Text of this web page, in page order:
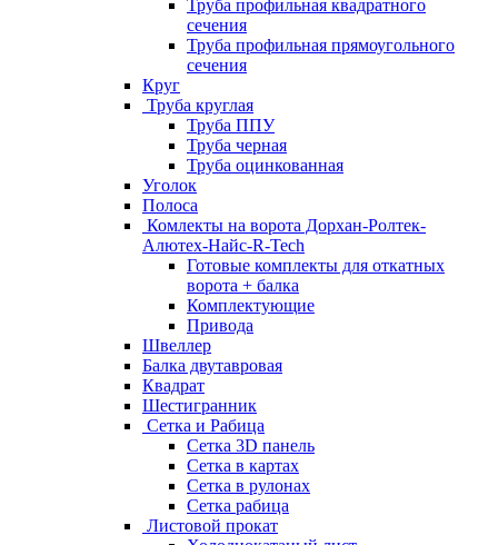
Труба профильная квадратного
сечения
Труба профильная прямоугольного
сечения
Круг
Труба круглая
Труба ППУ
Труба черная
Труба оцинкованная
Уголок
Полоса
Комлекты на ворота Дорхан-Ролтек-
Алютех-Найс-R-Tech
Готовые комплекты для откатных
ворота + балка
Комплектующие
Привода
Швеллер
Балка двутавровая
Квадрат
Шестигранник
Сетка и Рабица
Сетка 3D панель
Сетка в картах
Сетка в рулонах
Сетка рабица
Листовой прокат